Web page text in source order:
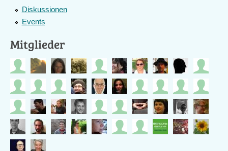
Diskussionen
Events
Mitglieder